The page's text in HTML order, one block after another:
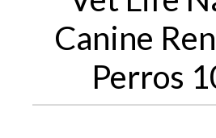
Canine
Perros